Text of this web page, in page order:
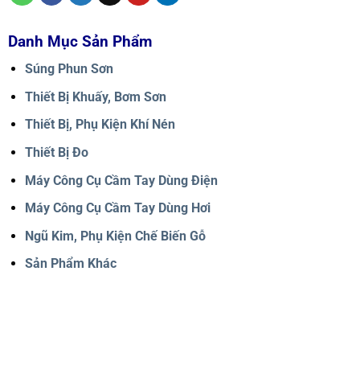
Danh Mục Sản Phẩm
Súng Phun Sơn
Thiết Bị Khuấy, Bơm Sơn
Thiết Bị, Phụ Kiện Khí Nén
Thiết Bị Đo
Máy Công Cụ Cầm Tay Dùng Điện
Máy Công Cụ Cầm Tay Dùng Hơi
Ngũ Kim, Phụ Kiện Chế Biến Gỗ
Sản Phẩm Khác